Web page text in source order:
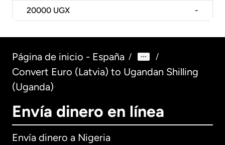
20000 UGX -
Página de inicio - España / /
Convert Euro (Latvia) to Ugandan Shilling
(Uganda)
Envía dinero en línea
Envía dinero a Nigeria